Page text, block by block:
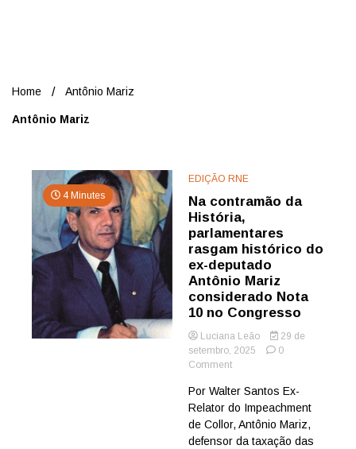
Home Antônio Mariz
Antônio Mariz
4 Minutes
EDIÇÃO RNE
Na contramão da
História,
parlamentares
rasgam histórico do
ex-deputado
Antônio Mariz
considerado Nota
10 no Congresso
Luciana Leão
29 de
setembro, 2025
0
Commenton
contramão
da
História,
parlamentares
Por Walter Santos Ex-
Relator do Impeachment
de Collor, Antônio Mariz,
defensor da taxação das